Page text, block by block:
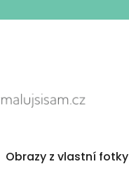
Obrazy z vlastní fotky